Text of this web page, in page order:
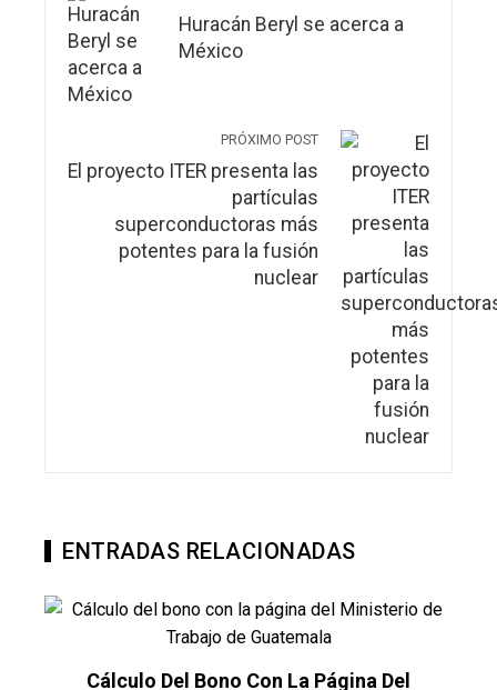
Huracán Beryl se acerca a
México
PRÓXIMO POST
El proyecto ITER presenta las
partículas
superconductoras más
potentes para la fusión
nuclear
ENTRADAS RELACIONADAS